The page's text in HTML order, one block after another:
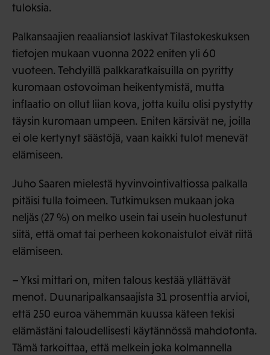
tuloksia.
Palkansaajien reaaliansiot laskivat Tilastokeskuksen
tietojen mukaan vuonna 2022 eniten yli 60
vuoteen. Tehdyillä palkkaratkaisuilla on pyritty
kuromaan ostovoiman heikentymistä, mutta
inflaatio on ollut liian kova, jotta kuilu olisi pystytty
täysin kuromaan umpeen. Eniten kärsivät ne, joilla
ei ole kertynyt säästöjä, vaan kaikki tulot menevät
elämiseen.
Juho Saaren mielestä hyvinvointivaltiossa palkalla
pitäisi tulla toimeen. Tutkimuksen mukaan joka
neljäs (27 %) on melko usein tai usein huolestunut
siitä, että omat tai perheen kokonaistulot eivät riitä
elämiseen.
– Yksi mittari on, miten talous kestää yllättävät
menot. Duunaripalkansaajista 31 prosenttia arvioi,
että 250 euroa vähemmän kuussa käteen tekisi
elämästäni taloudellisesti käytännössä mahdotonta.
Tämä tarkoittaa, että melkein joka kolmannella